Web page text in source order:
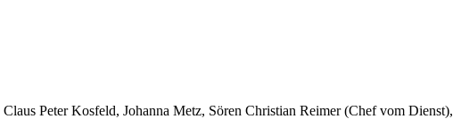
Claus Peter Kosfeld, Johanna Metz, Sören Christian Reimer (Chef vom Dienst),